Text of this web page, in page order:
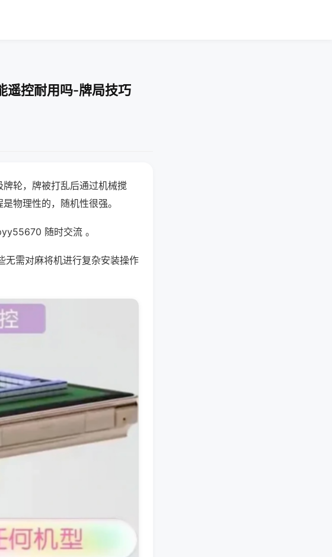
遥控耐用吗-牌局技巧
轮，牌被打乱后通过机械搅
物理性的，随机性很强。
随时交流 。
无需对麻将机进行复杂安装操作